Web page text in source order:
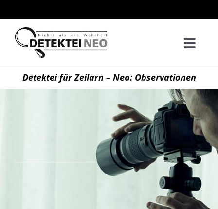
Inhalt
springen
Detektei für Zeilarn – Neo: Observationen